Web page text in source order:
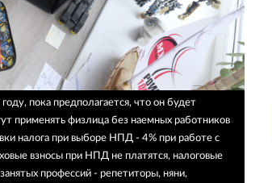
пока предполагается, что он будет
применять физлица без наемных работников
налога при выборе НПД - 4% при работе с
взносы при НПД не платятся, налоговые
профессий - репетиторы, няни,